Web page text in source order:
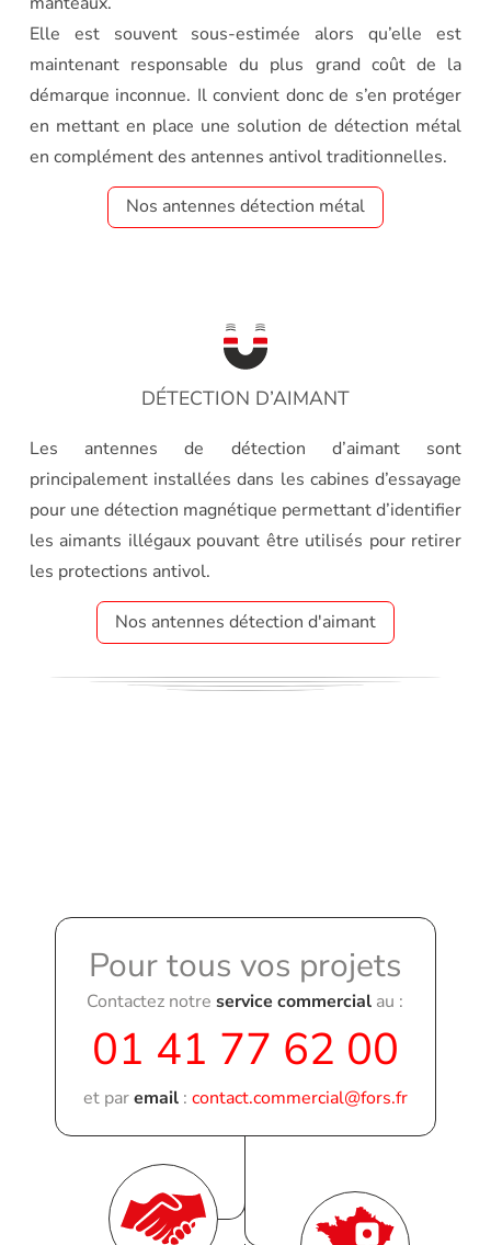
Elle est souvent sous-estimée alors qu’elle est
maintenant responsable du plus grand coût de la
démarque inconnue. Il convient donc de s’en protéger
en mettant en place une solution de détection métal
en complément des antennes antivol traditionnelles.
Nos antennes détection métal
DÉTECTION D’AIMANT
Les antennes de détection d’aimant sont
principalement installées dans les cabines d’essayage
pour une détection magnétique permettant d’identifier
les aimants illégaux pouvant être utilisés pour retirer
les protections antivol.
Nos antennes détection d'aimant
Pour tous vos projets
Contactez notreservice commercial au :
01 41 77 62 00
et paremail: contact.commercial@fors.fr